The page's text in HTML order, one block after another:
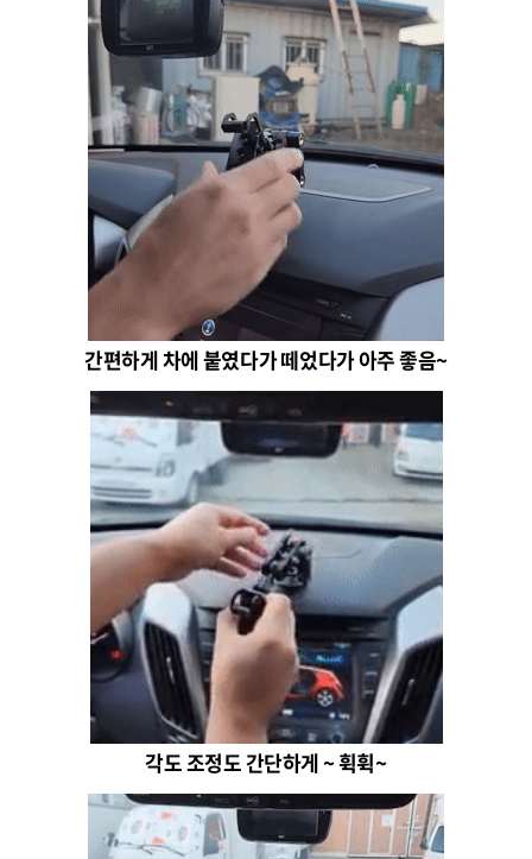
간편하게 차에 붙였다가 떼었다가 아주 좋음~
각도 조정도 간단하게 ~ 휙휙~